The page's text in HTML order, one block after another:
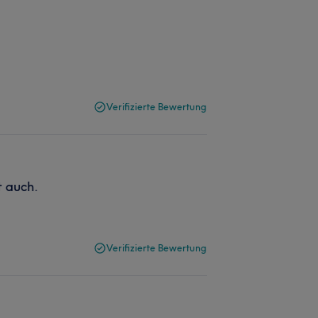
Verifizierte Bewertung
auch.
Verifizierte Bewertung